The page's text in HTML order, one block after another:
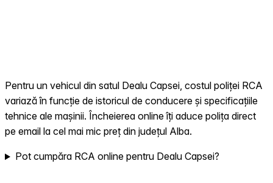
Pentru un vehicul din satul Dealu Capsei, costul poliței RCA
variază în funcție de istoricul de conducere și specificațiile
tehnice ale mașinii. Încheierea online îți aduce polița direct
pe email la cel mai mic preț din județul Alba.
Pot cumpăra RCA online pentru Dealu Capsei?